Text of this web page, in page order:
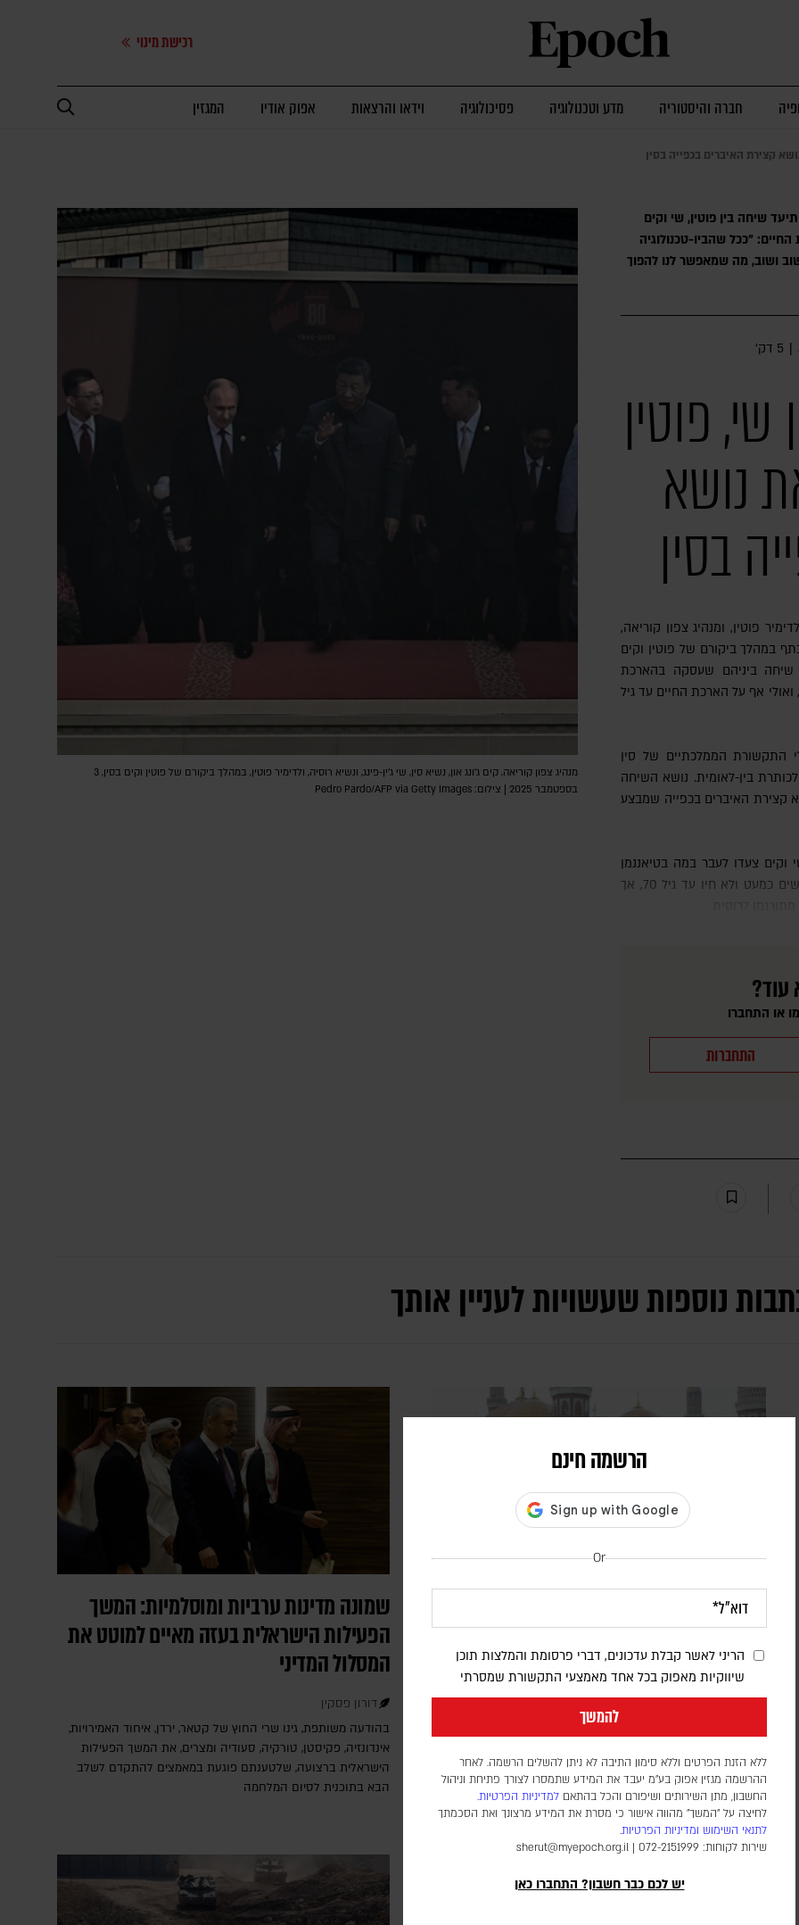
רכישת מינוי
חברה והיסטוריה מדע וטכנולוגיה פסיכולוגיה וידאו והרצאות אפוק אודיו המגזין
הרשמה חינם
Or
הריני לאשר קבלת עדכונים, דברי פרסומת והמלצות תוכן
שיווקיות מאפוק בכל אחד מאמצעי התקשורת שמסרתי
להמשך
ללא הזנת הפרטים וללא סימון התיבה לא ניתן להשלים הרשמה. לאחר
ההרשמה מגזין אפוק בע״מ יעבד את המידע שתמסרו לצורך פתיחת וניהול
החשבון, מתן השירותים ושיפורם והכל בהתאם למדיניות הפרטיות.
לחיצה על "המשך" מהווה אישור כי מסרת את המידע מרצונך ואת הסכמתך
לתנאי השימוש ומדיניות הפרטיות.
שירות לקוחות: 072-2151999 |
sherut@myepoch.org.il
יש לכם כבר חשבון? התחברו כאן
קצירת האיברים בכפייה בסין
שיחה בין פוטין, שי וקים
"ככל שהביו-טכנולוגיה
ושוב, מה שמאפשר לנו להפוך
| 5 דק׳
פוטין
נושא
בסין
פוטין, ומנהיג צפון קוריאה,
במהלך ביקורם של פוטין וקים
שיחה ביניהם שעסקה בהארכת
אף על הארכת החיים עד גיל
התקשורת הממלכתיים של סין
לכותרת בין-לאומית. נושא השיחה
האיברים בכפייה שמבצע
בבייג'ינג לצפייה במצעד צבאי. "בעבר, אנשים כמעט ולא חיו עד גיל 70, אך
עוד?
או התחברו
התחברות
מנהיג צפון קוריאה, קים ג'ונג און, נשיא סין, שי ג'ין-פינג, ונשיא רוסיה, ולדימיר פוטין, במהלך ביקורם של פוטין וקים בסין, 3
בספטמבר 2025 | צילום: Pedro Pardo/AFP via Getty Images
נוספות שעשויות לעניין אותך
דיווחים בתימן: עשרות הרוגים בתקיפה
חות'ית על כוחות הנתמכים על ידי סעודיה
דורון פסקין
לפי הדיווחים, כטב"מים של החות'ים תקפו מחנות השייכים לכוחות
הממשלה ול"כוחות החירום התימנים", הממומנים על ידי סעודיה,
במזרח המדינה
שמונה מדינות ערביות ומוסלמיות: המשך
הפעילות הישראלית בעזה מאיים למוטט את
המסלול המדיני
דורון פסקין
בהודעה משותפת, גינו שרי החוץ של קטאר, ירדן, איחוד האמירויות,
אינדונזיה, פקיסטן, טורקיה, סעודיה ומצרים, את המשך הפעילות
הישראלית ברצועה, שלטענתם פוגעת במאמצים להתקדם לשלב
הבא בתוכנית לסיום המלחמה